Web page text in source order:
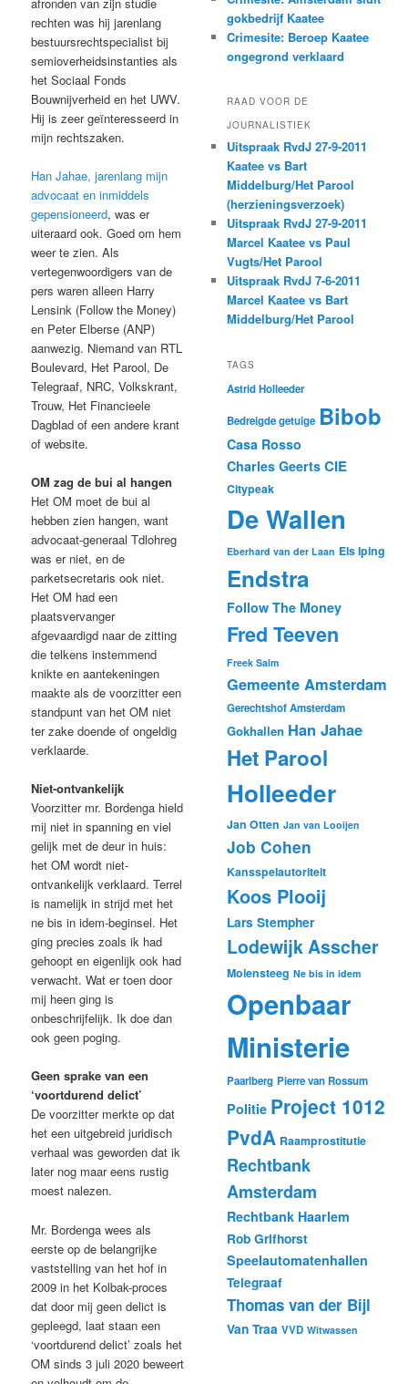
rechten was hij jarenlang
bestuursrechtspecialist bij
semioverheidsinstanties als
het Sociaal Fonds
Bouwnijverheid en het UWV.
Hij is zeer geïnteresseerd in
mijn rechtszaken.
Han Jahae, jarenlang mijn
advocaat en inmiddels
gepensioneerd, was er
uiteraard ook. Goed om hem
weer te zien. Als
vertegenwoordigers van de
pers waren alleen Harry
Lensink (Follow the Money)
en Peter Elberse (ANP)
aanwezig. Niemand van RTL
Boulevard, Het Parool, De
Telegraaf, NRC, Volkskrant,
Trouw, Het Financieele
Dagblad of een andere krant
of website.
OM zag de bui al hangen
Het OM moet de bui al
hebben zien hangen, want
advocaat-generaal Tdlohreg
was er niet, en de
parketsecretaris ook niet.
Het OM had een
plaatsvervanger
afgevaardigd naar de zitting
die telkens instemmend
knikte en aantekeningen
maakte als de voorzitter een
standpunt van het OM niet
ter zake doende of ongeldig
verklaarde.
Niet-ontvankelijk
Voorzitter mr. Bordenga hield
mij niet in spanning en viel
gelijk met de deur in huis:
het OM wordt niet-
ontvankelijk verklaard. Terrel
is namelijk in strijd met het
ne bis in idem-beginsel. Het
ging precies zoals ik had
gehoopt en eigenlijk ook had
verwacht. Wat er toen door
mij heen ging is
onbeschrijfelijk. Ik doe dan
ook geen poging.
Geen sprake van een
‘voortdurend delict’
De voorzitter merkte op dat
het een uitgebreid juridisch
verhaal was geworden dat ik
later nog maar eens rustig
moest nalezen.
Mr. Bordenga wees als
eerste op de belangrijke
vaststelling van het hof in
2009 in het Kolbak-proces
dat door mij geen delict is
gepleegd, laat staan een
‘voortdurend delict’ zoals het
OM sinds 3 juli 2020 beweert
gokbedrijf Kaatee
Crimesite: Beroep Kaatee
ongegrond verklaard
RAAD VOOR DE
JOURNALISTIEK
Uitspraak RvdJ 27-9-2011
Kaatee vs Bart
Middelburg/Het Parool
(herzieningsverzoek)
Uitspraak RvdJ 27-9-2011
Marcel Kaatee vs Paul
Vugts/Het Parool
Uitspraak RvdJ 7-6-2011
Marcel Kaatee vs Bart
Middelburg/Het Parool
TAGS
Astrid Holleeder
Bedreigde getuige Bibob
Casa Rosso
Charles Geerts CIE
Citypeak
De Wallen
Eberhard van der Laan Els Iping
Endstra
Follow The Money
Fred Teeven
Freek Salm
Gemeente Amsterdam
Gerechtshof Amsterdam
Gokhallen Han Jahae
Het Parool
Holleeder
Jan Otten Jan van Looijen
Job Cohen
Kansspelautoriteit
Koos Plooij
Lars Stempher
Lodewijk Asscher
Molensteeg Ne bis in idem
Openbaar
Ministerie
Paarlberg Pierre van Rossum
Politie Project 1012
PvdA Raamprostitutie
Rechtbank
Amsterdam
Rechtbank Haarlem
Rob Grifhorst
Speelautomatenhallen
Telegraaf
Thomas van der Bijl
Van Traa VVD Witwassen